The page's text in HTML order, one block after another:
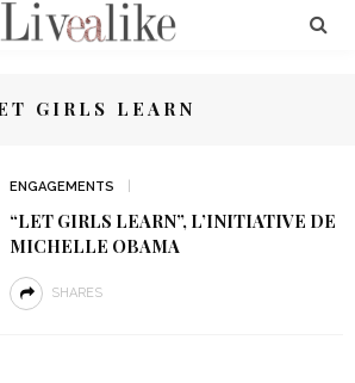
GIRLS LEARN
ENGAGEMENTS
“LET GIRLS LEARN”, L’INITIATIVE DE
MICHELLE OBAMA
SHARES